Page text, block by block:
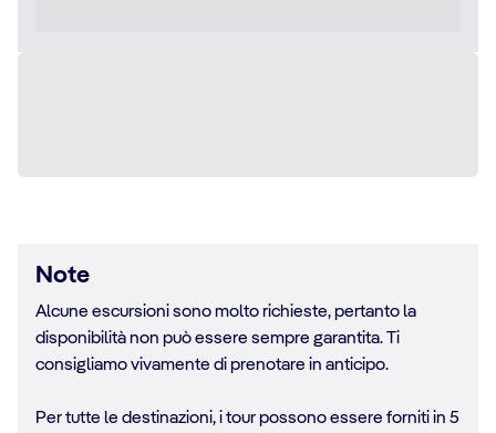
Note
Alcune escursioni sono molto richieste, pertanto la
disponibilità non può essere sempre garantita. Ti
consigliamo vivamente di prenotare in anticipo.
Per tutte le destinazioni, i tour possono essere forniti in 5